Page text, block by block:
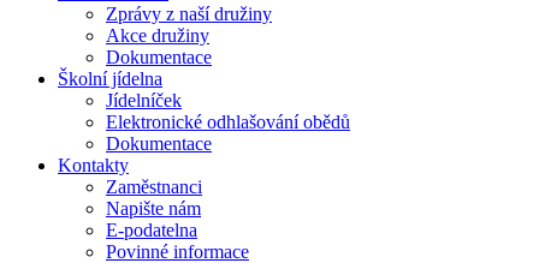
Zprávy z naší družiny
Akce družiny
Dokumentace
Školní jídelna
Jídelníček
Elektronické odhlašování obědů
Dokumentace
Kontakty
Zaměstnanci
Napište nám
E-podatelna
Povinné informace